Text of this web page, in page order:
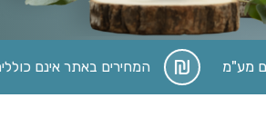
המחירים באתר אינם כוללים